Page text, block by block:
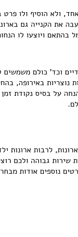
ולא הוסיף ולו
את הקנייה גם
ויוצעו לו
וכד' כולם
נוצריות
על בסיס נקודת
ארונות, לרבות
שירות גבוהה ולכם
נוספים אודות